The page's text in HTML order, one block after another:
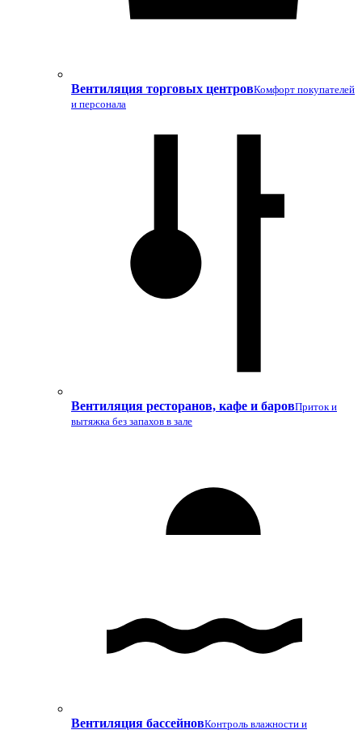
Вентиляция торговых центровКомфорт покупателей
и персонала
Вентиляция ресторанов, кафе и баровПриток и
вытяжка без запахов в зале
Вентиляция бассейновКонтроль влажности и